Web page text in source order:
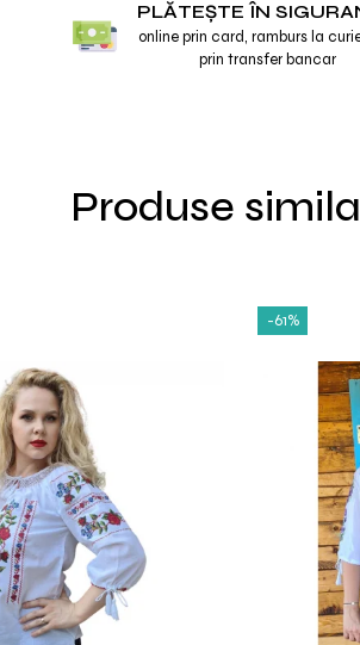
PLĂTEȘTE ÎN
online prin card, ramburs la
prin transfer bancar
Produse
-61%